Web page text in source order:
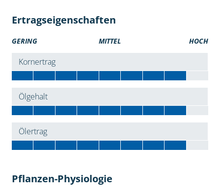
Ertragseigenschaften
GERING MITTEL HOCH
Kornertrag
Ölgehalt
Ölertrag
Pflanzen-Physiologie